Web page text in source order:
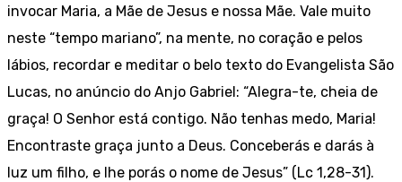
invocar Maria, a Mãe de Jesus e nossa Mãe. Vale muito
neste “tempo mariano”, na mente, no coração e pelos
lábios, recordar e meditar o belo texto do Evangelista São
Lucas, no anúncio do Anjo Gabriel: “Alegra-te, cheia de
graça! O Senhor está contigo. Não tenhas medo, Maria!
Encontraste graça junto a Deus. Conceberás e darás à
luz um filho, e lhe porás o nome de Jesus” (Lc 1,28-31).